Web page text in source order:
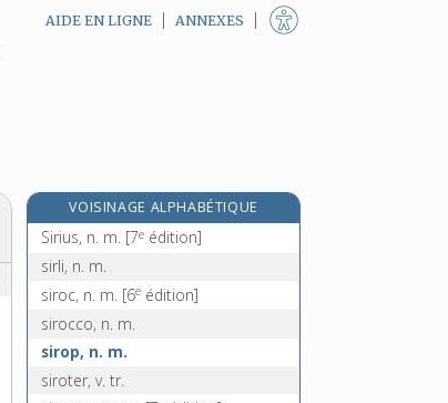
AIDE EN LIGNE ANNEXES
VOISINAGE ALPHABÉTIQUE
sirex, n. m.
Sirius, n. m. [7e édition]
sirli, n. m.
siroc, n. m. [6e édition]
sirocco, n. m.
sirop, n. m.
siroter, v. tr.